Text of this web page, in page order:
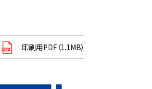
印刷用PDF（1.1MB）